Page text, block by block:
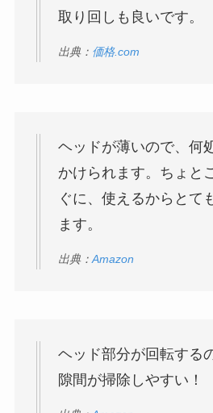
取り回しも良いです。
出典： 価格.com
ヘッドが薄いので、何
かけられます。ちょと
ぐに、使えるからとて
ます。
出典： Amazon
ヘッド部分が回転する
隙間が掃除しやすい！